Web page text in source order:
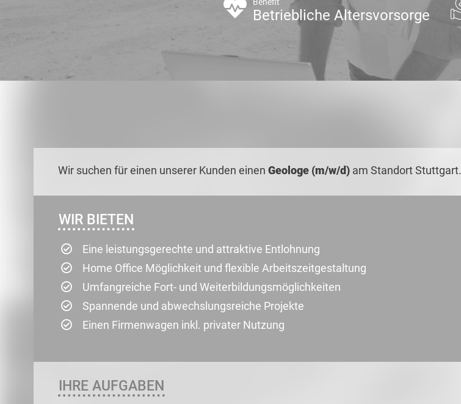
Betriebliche Altersvorsorge
Wir suchen für einen unserer Kunden einen Geologe (m/w/d) am Standort Stuttgart.
WIR BIETEN
Eine leistungsgerechte und attraktive Entlohnung
Home Office Möglichkeit und flexible Arbeitszeitgestaltung
Umfangreiche Fort- und Weiterbildungsmöglichkeiten
Spannende und abwechslungsreiche Projekte
Einen Firmenwagen inkl. privater Nutzung
IHRE AUFGABEN